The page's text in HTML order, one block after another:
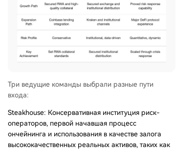
Три ведущие команды выбрали разные пути
входа:
Steakhouse: Консервативная институция риск-
операторов, первой начавшая процесс
ончейнинга и использования в качестве залога
высококачественных реальных активов, таких как